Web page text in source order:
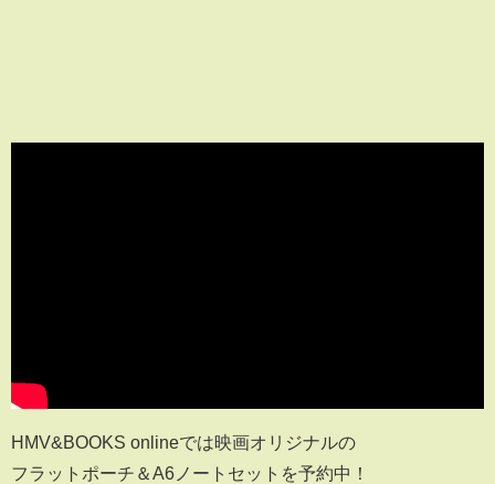
HMV&BOOKS onlineでは映画オリジナルの
フラットポーチ＆A6ノートセットを予約中！